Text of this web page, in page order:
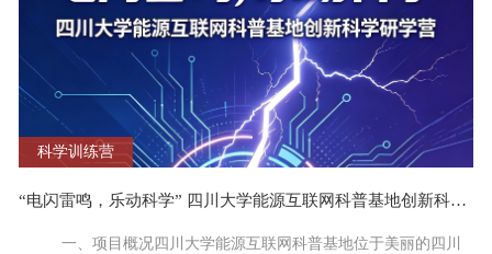
科学训练营
“电闪雷鸣，乐动科学” 四川大学能源互联网科普基地创新科学研学营招生简章
一、项目概况四川大学能源互联网科普基地位于美丽的四川